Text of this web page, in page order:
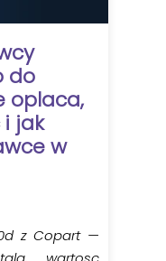
do
oplaca,
jak
w
z Copart —